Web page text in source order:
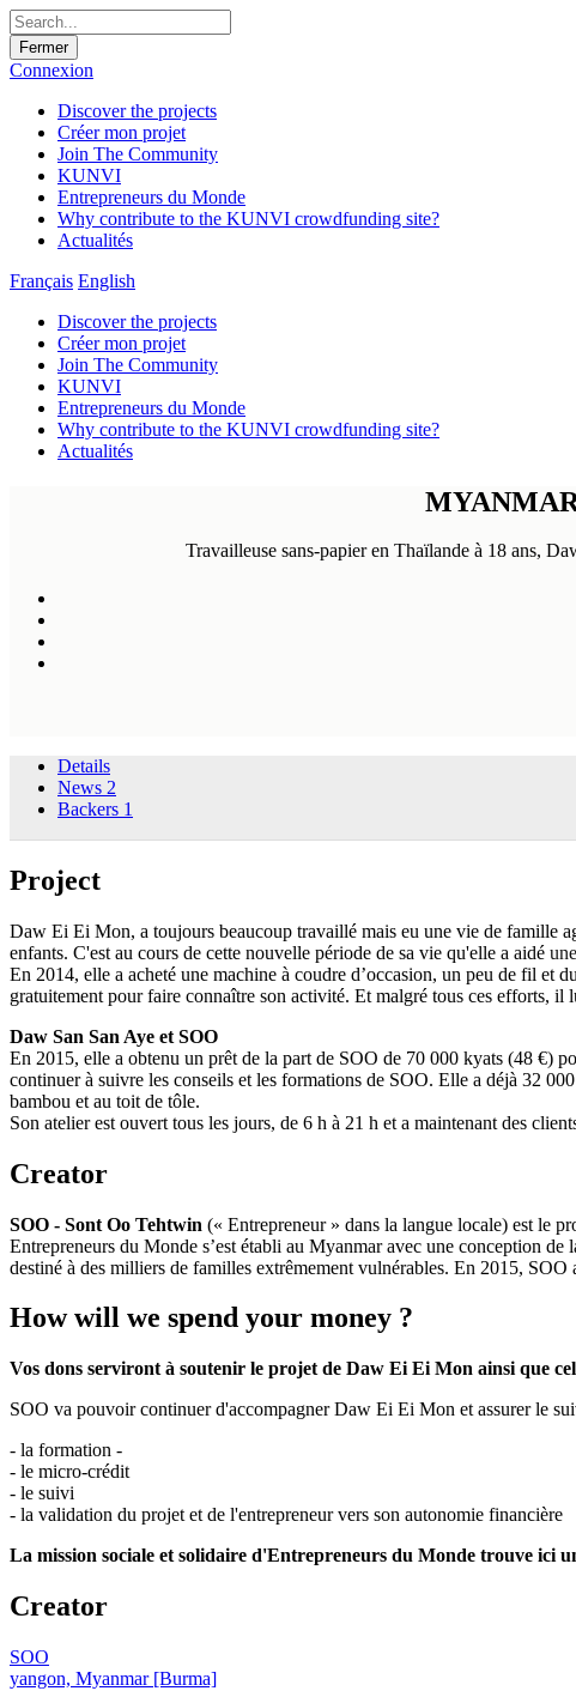
Fermer
Connexion
Discover the projects
Créer mon projet
Join The Community
KUNVI
Entrepreneurs du Monde
Why contribute to the KUNVI crowdfunding site?
Actualités
Français English
Discover the projects
Créer mon projet
Join The Community
KUNVI
Entrepreneurs du Monde
Why contribute to the KUNVI crowdfunding site?
Actualités
Travailleuse sans-papier en Thaïlande à 18 ans,
Details
News 2
Backers 1
Project
Daw Ei Ei Mon, a toujours beaucoup travaillé mais eu une vie de famille
enfants. C'est au cours de cette nouvelle période de sa vie qu'elle a aidé
En 2014, elle a acheté une machine à coudre d’occasion, un peu de fil et
gratuitement pour faire connaître son activité. Et malgré tous ces efforts, il
Daw San San Aye et SOO
En 2015, elle a obtenu un prêt de la part de SOO de 70 000 kyats (48 €)
continuer à suivre les conseils et les formations de SOO. Elle a déjà 32
bambou et au toit de tôle.
Son atelier est ouvert tous les jours, de 6 h à 21 h et a maintenant des
Creator
SOO - Sont Oo Tehtwin (« Entrepreneur » dans la langue locale) est le
Entrepreneurs du Monde s’est établi au Myanmar avec une conception
destiné à des milliers de familles extrêmement vulnérables. En 2015,
How will we spend your money ?
Vos dons serviront à soutenir le projet de Daw Ei Ei Mon ainsi que
SOO va pouvoir continuer d'accompagner Daw Ei Ei Mon et assurer le
- la formation -
- le micro-crédit
- le suivi
- la validation du projet et de l'entrepreneur vers son autonomie financière
La mission sociale et solidaire d'Entrepreneurs du Monde trouve ici
Creator
SOO
yangon, Myanmar [Burma]